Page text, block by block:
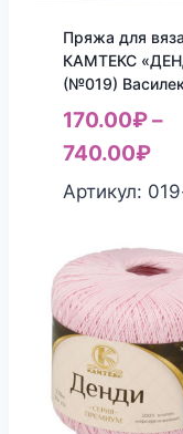
Пряжа для
КАМТЕКС
(№019)
170.00₽–
740.00₽
Артикул: